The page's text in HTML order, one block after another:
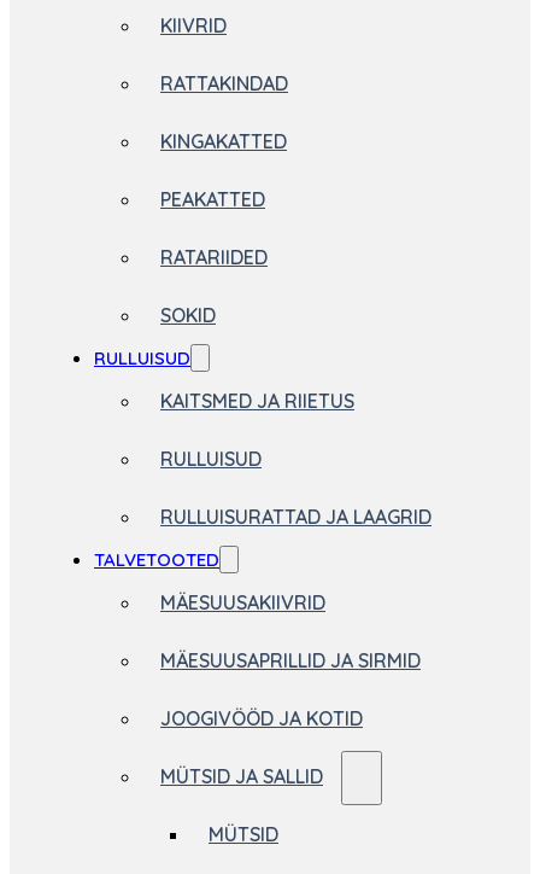
KIIVRID
RATTAKINDAD
KINGAKATTED
PEAKATTED
RATARIIDED
SOKID
RULLUISUD
KAITSMED JA RIIETUS
RULLUISUD
RULLUISURATTAD JA LAAGRID
TALVETOOTED
MÄESUUSAKIIVRID
MÄESUUSAPRILLID JA SIRMID
JOOGIVÖÖD JA KOTID
MÜTSID JA SALLID
MÜTSID